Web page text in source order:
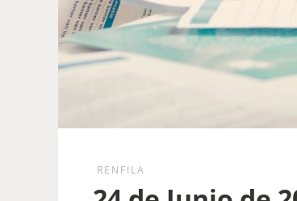
RENFILA